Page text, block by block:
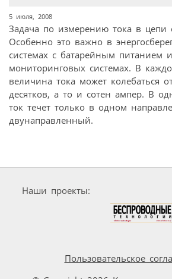
5 июля, 2008
Задача по измерению тока в цепи
Особенно это важно в
системах с батарейным питанием
мониторинговых системах. В
величина тока может колебаться
десятков, а то и сотен ампер. В
ток течет только в одном
двунаправленный.
Наши проекты:
Пользовательское